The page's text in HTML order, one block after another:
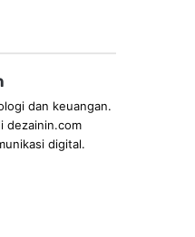
dan keuangan.
dezainin.com
digital.